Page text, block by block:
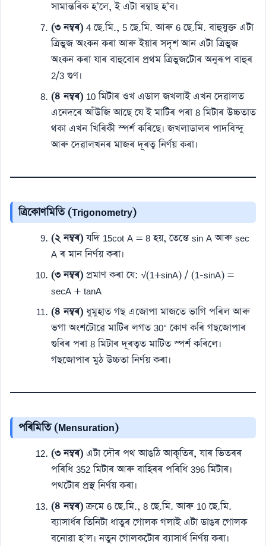
সামান্তৰিক হ’লে, ই এটা ৰম্বাছ হ’ব।
(৩ নম্বৰ) 4 ছে.মি., 5 ছে.মি. আৰু 6 ছে.মি. বাহুযুক্ত এটা
ত্ৰিভুজ অংকন কৰা আৰু ইয়াৰ সদৃশ আন এটা ত্ৰিভুজ
অংকন কৰা যাৰ বাহুবোৰ প্ৰথম ত্ৰিভুজটোৰ অনুৰূপ বাহুৰ
2/3 গুণ।
(৪ নম্বৰ) 10 মিটাৰ ওখ এডাল জখলাই এখন দেৱালত
এনেদৰে আঁউজি আছে যে ই মাটিৰ পৰা 8 মিটাৰ উচ্চতাত
থকা এখন খিৰিকী স্পৰ্শ কৰিছে। জখলাডালৰ পাদবিন্দু
আৰু দেৱালখনৰ মাজৰ দূৰত্ব নিৰ্ণয় কৰা।
ত্ৰিকোণমিতি (Trigonometry)
(২ নম্বৰ)যদি 15cot A = 8 হয়, তেন্তে sin A আৰু sec
A ৰ মান নিৰ্ণয় কৰা।
(৩ নম্বৰ) প্ৰমাণ কৰা যে: √(1+sinA) / (1-sinA) =
secA + tanA
(৪ নম্বৰ) ধুমুহাত গছ এজোপা মাজতে ভাগি পৰিল আৰু
ভগা অংশটোৱে মাটিৰ লগত 30° কোণ কৰি গছজোপাৰ
গুৰিৰ পৰা 8 মিটাৰ দূৰত্বত মাটিত স্পৰ্শ কৰিলে।
গছজোপাৰ মুঠ উচ্চতা নিৰ্ণয় কৰা।
পৰিমিতি (Mensuration)
(৩ নম্বৰ) এটা দৌৰ পথ আঙঠি আকৃতিৰ, যাৰ ভিতৰৰ
পৰিধি 352 মিটাৰ আৰু বাহিৰৰ পৰিধি 396 মিটাৰ।
পথটোৰ প্ৰস্থ নিৰ্ণয় কৰা।
(৪ নম্বৰ)ক্ৰমে 6 ছে.মি., 8 ছে.মি. আৰু 10 ছে.মি.
ব্যাসাৰ্ধৰ তিনিটা ধাতুৰ গোলক গলাই এটা ডাঙৰ গোলক
বনোৱা হ’ল। নতুন গোলকটোৰ ব্যাসাৰ্ধ নিৰ্ণয় কৰা।